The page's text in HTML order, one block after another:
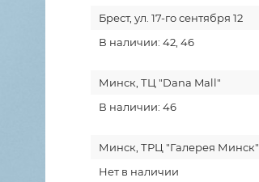
Брест, ул. 17-го сентября 12
В наличии: 42, 46
Минск, ТЦ "Dana Mall"
В наличии: 46
Минск, ТРЦ "Галерея Минск"
Нет в наличии